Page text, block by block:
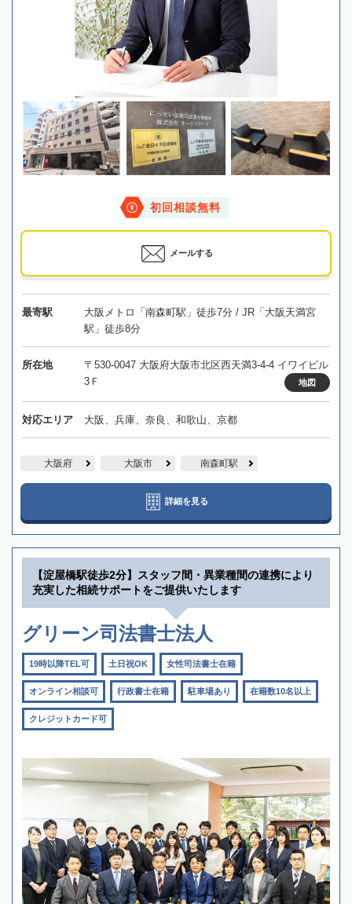
初回相談無料
メールする
最寄駅
大阪メトロ「南森町駅」徒歩7分 / JR「大阪天満宮
駅」徒歩8分
所在地
〒530-0047 大阪府大阪市北区西天満3-4-4 イワイビル
3Ｆ
地図
対応エリア 大阪、兵庫、奈良、和歌山、京都
大阪府 大阪市 南森町駅
詳細を見る
【淀屋橋駅徒歩2分】スタッフ間・異業種間の連携により
充実した相続サポートをご提供いたします
グリーン司法書士法人
19時以降TEL可 土日祝OK 女性司法書士在籍
オンライン相談可 行政書士在籍 駐車場あり 在籍数10名以上
クレジットカード可